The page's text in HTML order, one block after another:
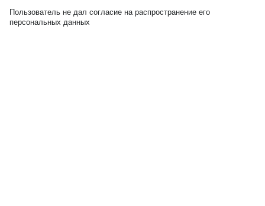
Пользователь не дал согласие на распространение его
персональных данных